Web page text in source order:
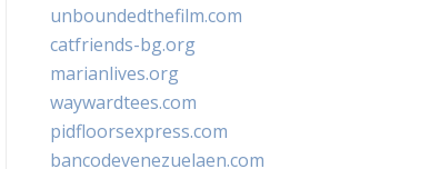
unboundedthefilm.com
catfriends-bg.org
marianlives.org
waywardtees.com
pidfloorsexpress.com
bancodevenezuelaen.com